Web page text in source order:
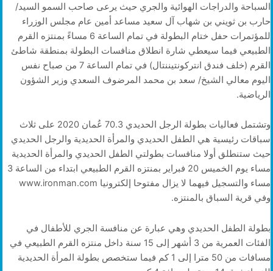
السباحة والدراجات الهوائية والجري حيث يرعى صاحب السمو السيد/
حارب بن ثويني بن شهاب آل سعيد مساعد أمين عام مجلس الوزراء
للمؤتمرات حفل ختام البطولة في تمام الساعة 6 مساءً بمنتزه القرم
الطبيعي فيما سيعطي شارة انطلاق منافسات البطولة بمنطقة شاطئ
القرم (خلف فندق انتركونتيننتال) في تمام الساعة 7 من صباح نفس
اليوم معالي الشيخ/ سعد بن محمد المرضوف السعدي وزير الشؤون
الرياضية.
وتشتمل فعاليات بطولة الرجل الحديدي 70.3 عُمان 2020 على ثلاث
سباقات رئيسية هي الطفل الحديدي والمرأة الحديدية والرجل الحديدي
حيث ستنطلق أولا منافسات بطولتي الطفل الحديدي والمرأة الحديدية
مساء يوم الخميس 20 فبراير بمنتزه القرم الطبيعي ابتداء من الساعة 3
مساء والتسجيل فيهما لا يزال مفتوحا إلكترونيا www.ironman.com
وفي قرية السباق بالمنتزه.
بطولة الطفل الحديدي وهي عبارة عن منافسة الجري للأطفال في
الفئات العمرية من 3 أشهر إلى 15 سنة داخل منتزه القرم الطبيعي في
مسافات من 50 مترا إلى 1 كم فيما ستخصص بطولة المرأة الحديدية